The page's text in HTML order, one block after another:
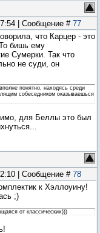
| Сообщение #77
что Карцер - это
бишь ему
Сумерки. Так что
не суди, он
понятно, находясь среди
собеседником оказываешься
для Беллы это был
| Сообщение #78
к Хэллоуину!
;)
от классических)))